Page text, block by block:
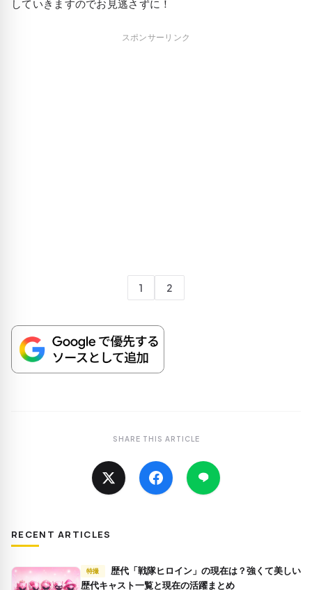
していきますのでお見逃さずに！
スポンサーリンク
1 2
SHARE THIS ARTICLE
RECENT ARTICLES
特撮
歴代キャスト一覧と現在の活躍まとめ